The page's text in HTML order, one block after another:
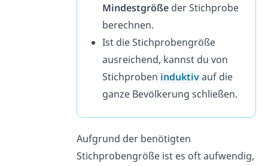
Mindestgrößeder Stichprobe
berechnen.
Ist die Stichprobengröße
ausreichend, kannst du von
Stichproben induktiv auf die
ganze Bevölkerung schließen.
Aufgrund der benötigten
Stichprobengröße ist es oft aufwendig,